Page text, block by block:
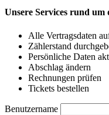
Unsere Services rund um
Alle Vertragsdaten
Zählerstand
Persönliche Daten
Abschlag ändern
Rechnungen prüfen
Tickets bestellen
Benutzername